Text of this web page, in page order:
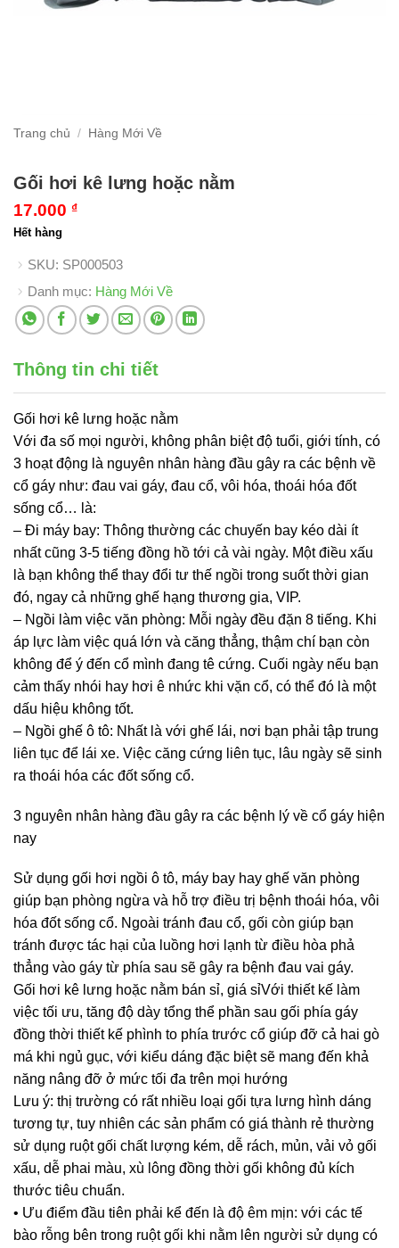
Trang chủ / Hàng Mới Về
Gối hơi kê lưng hoặc nằm
17.000 ₫
Hết hàng
SKU: SP000503
Danh mục: Hàng Mới Về
Thông tin chi tiết
Gối hơi kê lưng hoặc nằm
Với đa số mọi người, không phân biệt độ tuổi, giới tính, có
3 hoạt động là nguyên nhân hàng đầu gây ra các bệnh về
cổ gáy như: đau vai gáy, đau cổ, vôi hóa, thoái hóa đốt
sống cổ… là:
– Đi máy bay: Thông thường các chuyến bay kéo dài ít
nhất cũng 3-5 tiếng đồng hồ tới cả vài ngày. Một điều xấu
là bạn không thể thay đổi tư thế ngồi trong suốt thời gian
đó, ngay cả những ghế hạng thương gia, VIP.
– Ngồi làm việc văn phòng: Mỗi ngày đều đặn 8 tiếng. Khi
áp lực làm việc quá lớn và căng thẳng, thậm chí bạn còn
không để ý đến cổ mình đang tê cứng. Cuối ngày nếu bạn
cảm thấy nhói hay hơi ê nhức khi vặn cổ, có thể đó là một
dấu hiệu không tốt.
– Ngồi ghế ô tô: Nhất là với ghế lái, nơi bạn phải tập trung
liên tục để lái xe. Việc căng cứng liên tục, lâu ngày sẽ sinh
ra thoái hóa các đốt sống cổ.
3 nguyên nhân hàng đầu gây ra các bệnh lý về cổ gáy hiện
nay
Sử dụng gối hơi ngồi ô tô, máy bay hay ghế văn phòng
giúp bạn phòng ngừa và hỗ trợ điều trị bệnh thoái hóa, vôi
hóa đốt sống cổ. Ngoài tránh đau cổ, gối còn giúp bạn
tránh được tác hại của luồng hơi lạnh từ điều hòa phả
thẳng vào gáy từ phía sau sẽ gây ra bệnh đau vai gáy.
Gối hơi kê lưng hoặc nằm bán sỉ, giá sỉVới thiết kế làm
việc tối ưu, tăng độ dày tổng thể phần sau gối phía gáy
đồng thời thiết kế phình to phía trước cổ giúp đỡ cả hai gò
má khi ngủ gục, với kiểu dáng đặc biệt sẽ mang đến khả
năng nâng đỡ ở mức tối đa trên mọi hướng
Lưu ý: thị trường có rất nhiều loại gối tựa lưng hình dáng
tương tự, tuy nhiên các sản phẩm có giá thành rẻ thường
sử dụng ruột gối chất lượng kém, dễ rách, mủn, vải vỏ gối
xấu, dễ phai màu, xù lông đồng thời gối không đủ kích
thước tiêu chuẩn.
• Ưu điểm đầu tiên phải kể đến là độ êm mịn: với các tế
bào rỗng bên trong ruột gối khi nằm lên người sử dụng có